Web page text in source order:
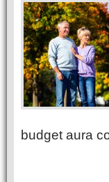
budget aura